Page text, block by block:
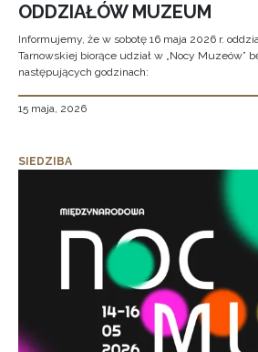
ODDZIAŁÓW MUZEUM
Informujemy, że w sobotę 16 maja 2026 r.
Tarnowskiej biorące udział w „Nocy Muzeów”
następujących godzinach:
15 maja, 2026
SIEDZIBA